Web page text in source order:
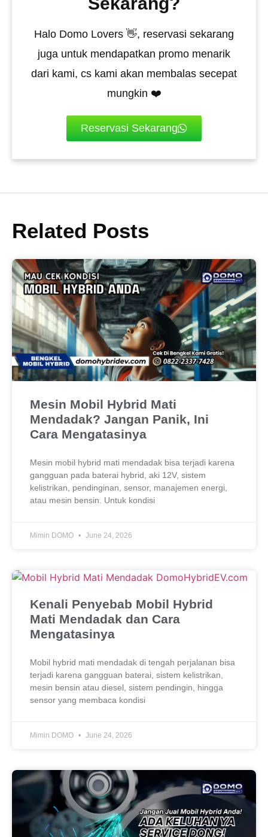
Halo Domo Lovers 👋, reservasi sekarang
juga untuk mendapatkan promo menarik
dari kami, cs kami akan membalas secepat
mungkin ❤️
Reservasi Sekarang
Related Posts
Mesin Mobil Hybrid Mati
Mendadak? Jangan Panik, Ini
Cara Mengatasinya
Mesin mobil hybrid mati mendadak bisa terjadi karena
gangguan pada baterai hybrid, aki 12V, sistem
kelistrikan, pendinginan, sensor, manajemen energi,
atau mesin bensin. Untuk kondisi
Mimin DOMO June 24, 2026
Kenali Penyebab Mobil Hybrid
Mati Mendadak dan Cara
Mengatasinya
Mobil hybrid mati mendadak di tengah perjalanan bisa
terjadi karena gangguan baterai, sistem kelistrikan,
mesin bensin atau diesel, sistem pendingin, hingga
sensor yang membaca kondisi
Mimin DOMO June 24, 2026